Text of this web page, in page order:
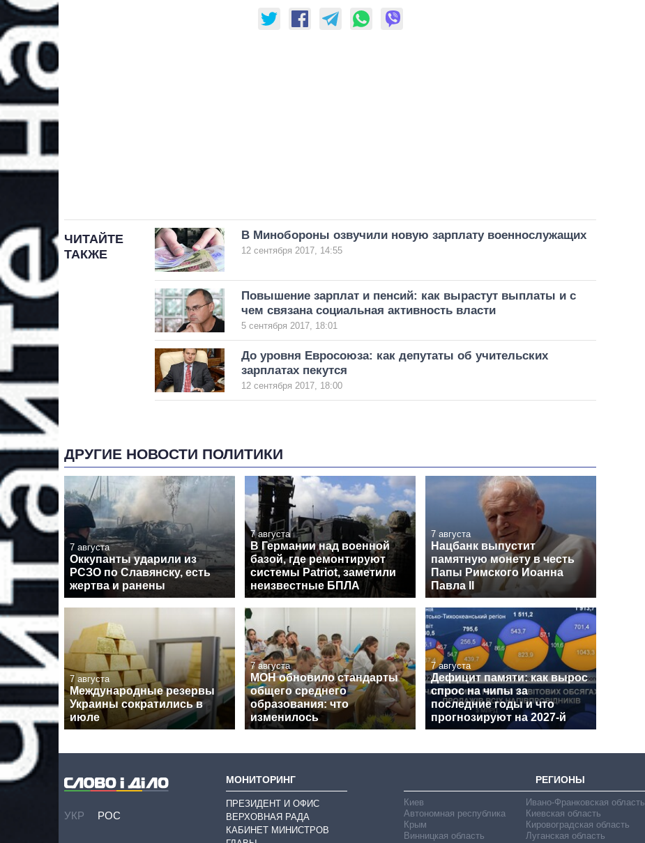
ЧИТАЙТЕ
ТАКЖЕ
В Минобороны озвучили новую зарплату военнослужащих
12 сентября 2017, 14:55
Повышение зарплат и пенсий: как вырастут выплаты и с
чем связана социальная активность власти
5 сентября 2017, 18:01
До уровня Евросоюза: как депутаты об учительских
зарплатах пекутся
12 сентября 2017, 18:00
ДРУГИЕ НОВОСТИ ПОЛИТИКИ
7 августа
Оккупанты ударили из
РСЗО по Славянску, есть
жертва и ранены
7 августа
В Германии над военной
базой, где ремонтируют
системы Patriot, заметили
неизвестные БПЛА
7 августа
Нацбанк выпустит
памятную монету в честь
Папы Римского Иоанна
Павла II
7 августа
Международные резервы
Украины сократились в
июле
7 августа
МОН обновило стандарты
общего среднего
образования: что
изменилось
7 августа
Дефицит памяти: как вырос
спрос на чипы за
последние годы и что
прогнозируют на 2027-й
УКР РОС
МОНИТОРИНГ
ПРЕЗИДЕНТ И ОФИС
ВЕРХОВНАЯ РАДА
КАБИНЕТ МИНИСТРОВ
РЕГИОНЫ
Киев
Автономная республика
Крым
Винницкая область
Ивано-Франковская область
Киевская область
Кировоградская область
Луганская область